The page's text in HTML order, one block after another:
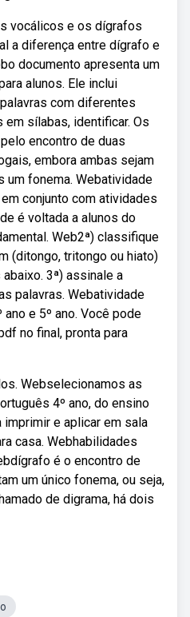
vocálicos e os dígrafos
a diferença entre dígrafo e
documento apresenta um
alunos. Ele inclui
com diferentes
sílabas, identificar. Os
encontro de duas
embora ambas sejam
um fonema. Webatividade
conjunto com atividades
é voltada a alunos do
Web2ª) classifique
(ditongo, tritongo ou hiato)
3ª) assinale a
palavras. Webatividade
e 5º ano. Você pode
no final, pronta para
Webselecionamos as
4º ano, do ensino
imprimir e aplicar em sala
casa. Webhabilidades
é o encontro de
um único fonema, ou seja,
de digrama, há dois